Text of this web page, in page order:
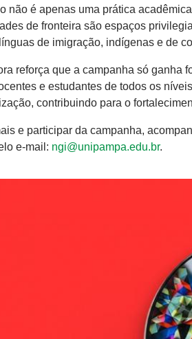
não é apenas uma prática
de fronteira são espaços
de imigração, indígenas e de
reforça que a campanha só ganha
e estudantes de todos os
contribuindo para o
e participar da campanha,
e-mail: ngi@unipampa.edu.br.